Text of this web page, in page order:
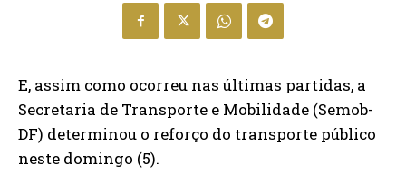
E, assim como ocorreu nas últimas partidas, a
Secretaria de Transporte e Mobilidade (Semob-
DF) determinou o reforço do transporte público
neste domingo (5).